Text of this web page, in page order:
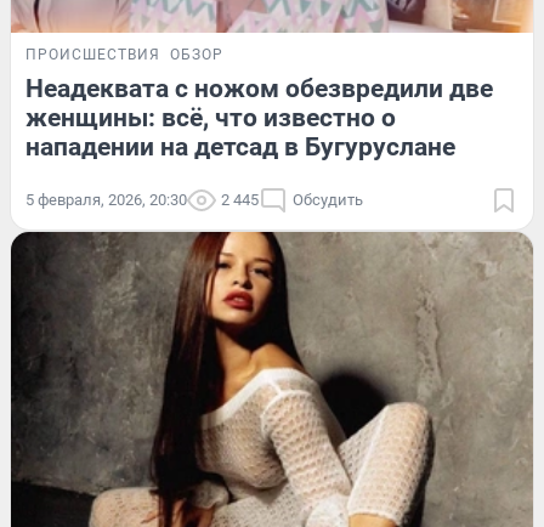
ПРОИСШЕСТВИЯ ОБЗОР
Неадеквата с ножом обезвредили две
женщины: всё, что известно о
нападении на детсад в Бугуруслане
5 февраля, 2026, 20:30 2 445 Обсудить